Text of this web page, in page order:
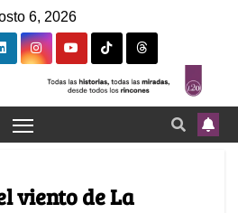
6, 2026
viento de La